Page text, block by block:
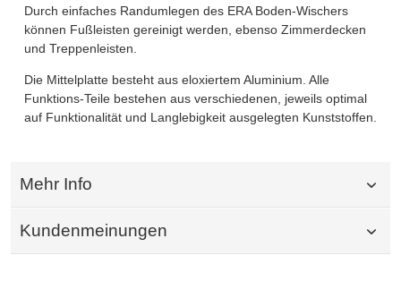
Durch einfaches Randumlegen des ERA Boden-Wischers
können Fußleisten gereinigt werden, ebenso Zimmerdecken
und Treppenleisten.
Die Mittelplatte besteht aus eloxiertem Aluminium. Alle
Funktions-Teile bestehen aus verschiedenen, jeweils optimal
auf Funktionalität und Langlebigkeit ausgelegten Kunststoffen.
Mehr Info
Kundenmeinungen